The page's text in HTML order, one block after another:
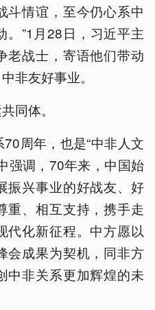
斗情谊，至今仍心系中
”1月28日，习近平主
老战士，寄语他们带动
非友好事业。
同体。
周年，也是“中非人文
强调，70年来，中国始
振兴事业的好战友、好
重、相互支持，携手走
代化新征程。中方愿以
会成果为契机，同非方
中非关系更加辉煌的未